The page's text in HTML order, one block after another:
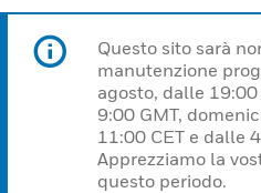
Questo sito sarà
manutenzione
agosto, dalle
9:00 GMT,
11:00 CET e dalle
Apprezziamo la
questo periodo.